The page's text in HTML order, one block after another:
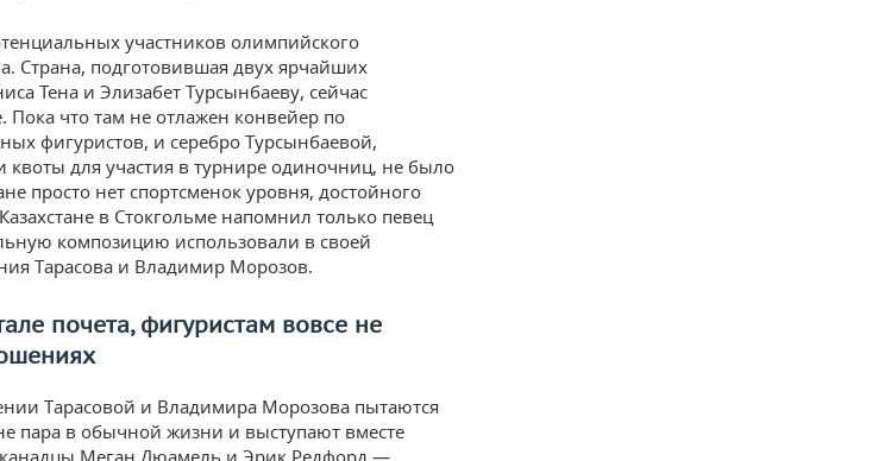
участников олимпийского
Страна, подготовившая двух ярчайших
Тена и Элизабет Турсынбаеву, сейчас
Пока что там не отлажен конвейер по
фигуристов, и серебро Турсынбаевой,
квоты для участия в турнире одиночниц, не было
просто нет спортсменок уровня, достойного
в Стокгольме напомнил только певец
композицию использовали в своей
Тарасова и Владимир Морозов.
почета, фигуристам вовсе не
Тарасовой и Владимира Морозова пытаются
пара в обычной жизни и выступают вместе
канадцы Меган Дюамель и Эрик Редфорд —